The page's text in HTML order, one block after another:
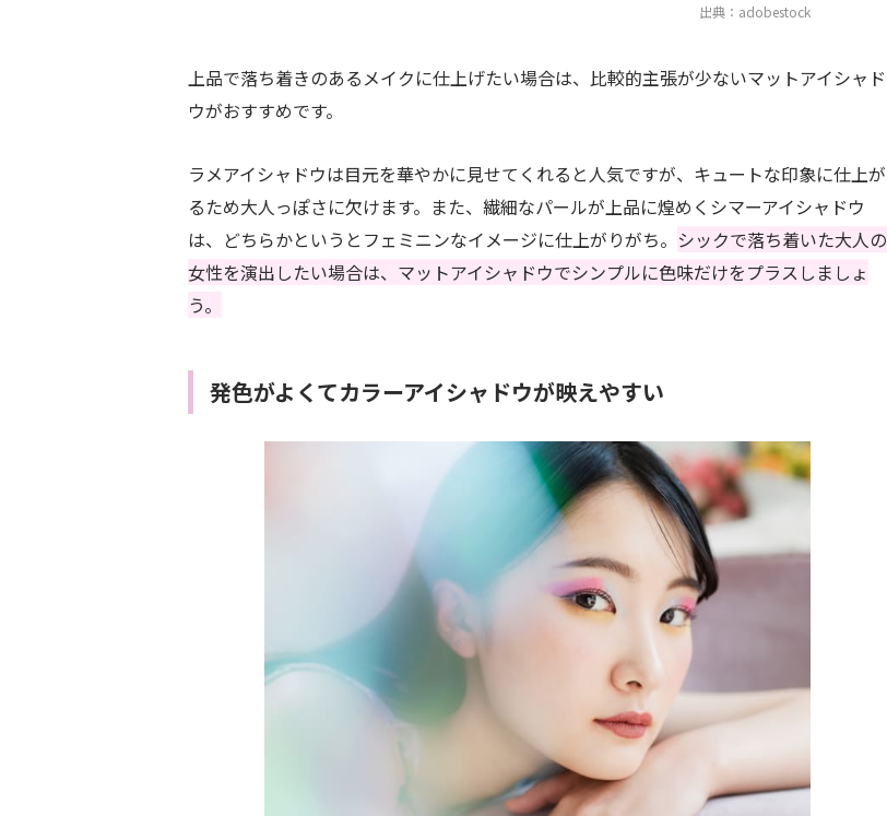
出典：adobestock
上品で落ち着きのあるメイクに仕上げたい場合は、比較的主張が少ないマットアイシャド
ウがおすすめです。
ラメアイシャドウは目元を華やかに見せてくれると人気ですが、キュートな印象に仕上が
るため大人っぽさに欠けます。また、繊細なパールが上品に煌めくシマーアイシャドウ
は、どちらかというとフェミニンなイメージに仕上がりがち。 シックで落ち着いた大人の
女性を演出したい場合は、マットアイシャドウでシンプルに色味だけをプラスしましょ
う。
発色がよくてカラーアイシャドウが映えやすい